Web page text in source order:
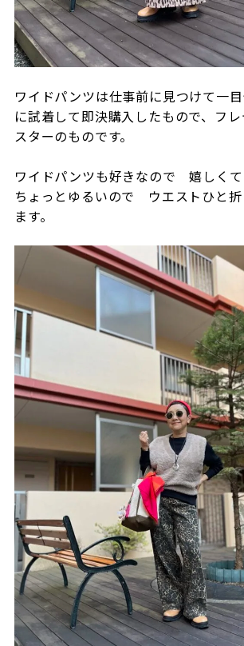
ワイドパンツは仕事前に見つけて一
に試着して即決購入したもので、フ
スターのものです。
ワイドパンツも好きなので 嬉しく
ちょっとゆるいので ウエストひと折
ます。